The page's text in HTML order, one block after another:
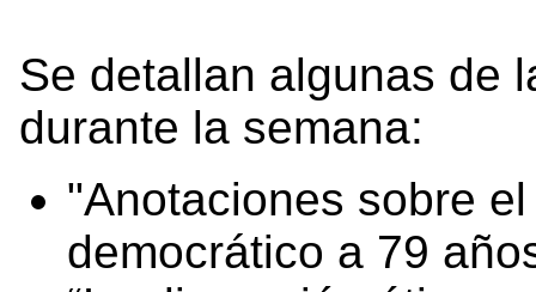
Se detallan algunas de
durante la semana:
"Anotaciones sobre
democrático a 79